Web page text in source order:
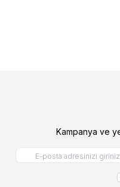
Kampanya ve